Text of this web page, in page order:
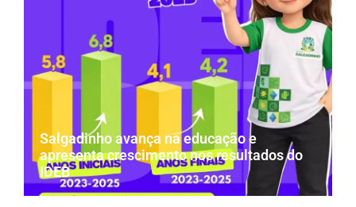
Salgadinho avança na educação e
apresenta crescimento nos resultados do
IDEB